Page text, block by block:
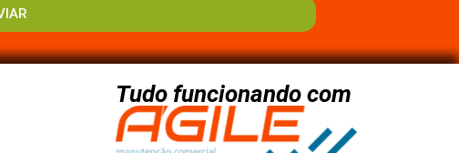
Tudo funcionando com